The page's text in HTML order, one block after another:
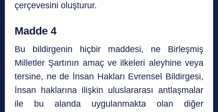
çerçevesini oluşturur.
Madde 4
Bu bildirgenin hiçbir maddesi, ne Birleşmiş
Milletler Şartının amaç ve ilkeleri aleyhine veya
tersine, ne de İnsan Hakları Evrensel Bildirgesi,
İnsan haklarına ilişkin uluslararası antlaşmalar
ile bu alanda uygulanmakta olan diğer